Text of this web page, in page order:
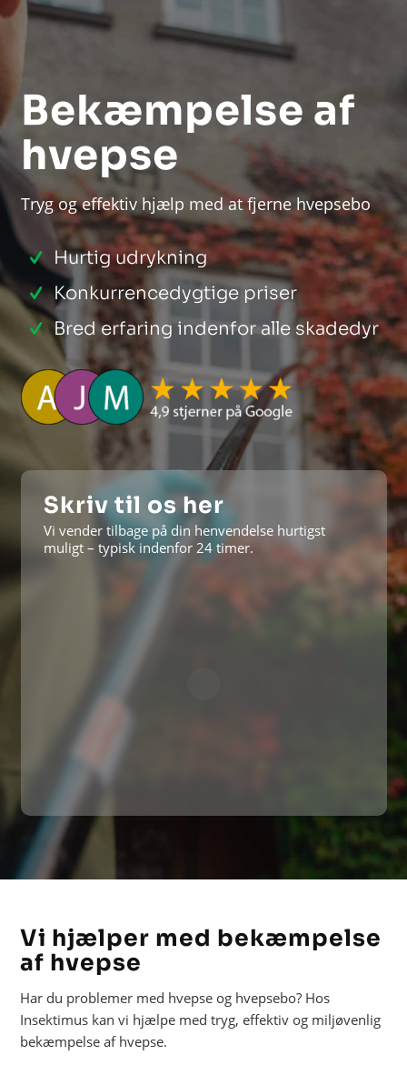
Bekæmpelse af
hvepse
Tryg og effektiv hjælp med at fjerne hvepsebo
Hurtig udrykning
Konkurrencedygtige priser
Bred erfaring indenfor alle skadedyr
Skriv til os her
Vi vender tilbage på din henvendelse hurtigst
muligt – typisk indenfor 24 timer.
Vi hjælper med bekæmpelse
af hvepse
Har du problemer med hvepse og hvepsebo? Hos
Insektimus kan vi hjælpe med tryg, effektiv og miljøvenlig
bekæmpelse af hvepse.